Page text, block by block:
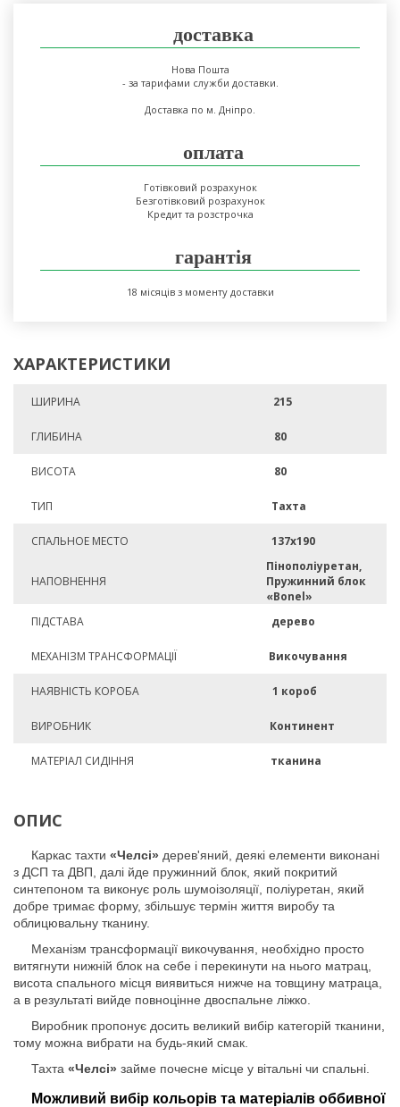
доставка
Нова Пошта
- за тарифами служби доставки.
Доставка по м. Дніпро.
оплата
Готівковий розрахунок
Безготівковий розрахунок
Кредит та розстрочка
гарантія
18 місяців з моменту доставки
ХАРАКТЕРИСТИКИ
ШИРИНА 215
ГЛИБИНА 80
ВИСОТА 80
ТИП Тахта
СПАЛЬНОЕ МЕСТО 137х190
НАПОВНЕННЯ
Пінополіуретан,
Пружинний блок
«Bonel»
ПІДСТАВА
дерево
МЕХАНІЗМ ТРАНСФОРМАЦІЇ Викочування
НАЯВНІСТЬ КОРОБА 1 короб
ВИРОБНИК Континент
МАТЕРІАЛ СИДІННЯ тканина
ОПИС
Каркас тахти «Челсі» дерев'яний, деякі елементи виконані
з ДСП та ДВП, далі йде пружинний блок, який покритий
синтепоном та виконує роль шумоізоляції, поліуретан, який
добре тримає форму, збільшує термін життя виробу та
облицювальну тканину.
Механізм трансформації викочування, необхідно просто
витягнути нижній блок на себе і перекинути на нього матрац,
висота спального місця виявиться нижче на товщину матраца,
а в результаті вийде повноцінне двоспальне ліжко.
Виробник пропонує досить великий вибір категорій тканини,
тому можна вибрати на будь-який смак.
Тахта «Челсі» займе почесне місце у вітальні чи спальні.
Можливий вибір кольорів та матеріалів оббивної